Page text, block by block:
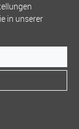
in unserer